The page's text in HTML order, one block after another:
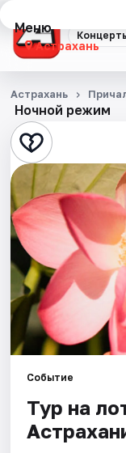
Меню
Астрахань
Концерты
Театр
Стендап
Выставки
Квесты
Экскурсии
Спорт
События
Города
Площадки
Ночной режим
Астрахань
Событие
Тур на